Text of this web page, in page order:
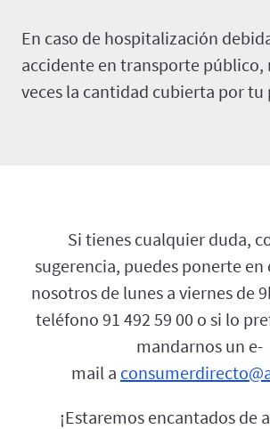
En caso de hospitalización
accidente en transporte público,
veces la cantidad cubierta por tu
Si tienes cualquier duda,
sugerencia, puedes ponerte
nosotros de lunes a viernes de
teléfono 91 492 59 00 o si lo
mandarnos un e-
mail a
¡Estaremos encantados de